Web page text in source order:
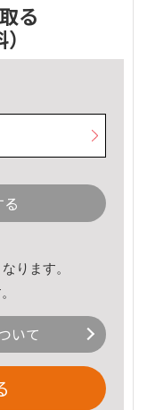
る
ります。
いて